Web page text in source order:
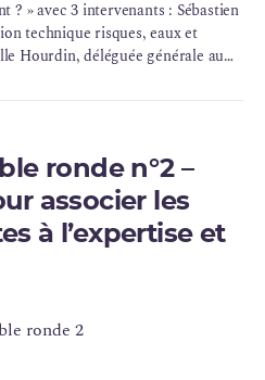
? » avec 3 intervenants : Sébastien
technique risques, eaux et
Hourdin, déléguée générale au
ronde n°2 –
associer les
à l’expertise et